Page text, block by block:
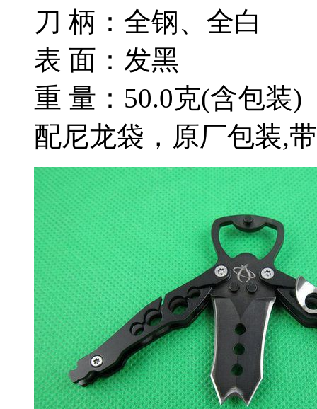
刀 柄：全钢、全白
表 面：发黑
重 量：50.0克(含包装)
配尼龙袋，原厂包装,